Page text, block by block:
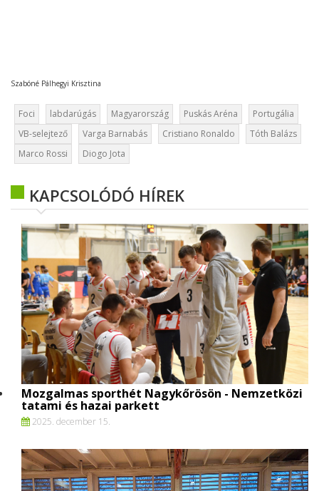
Szabóné Pálhegyi Krisztina
Foci labdarúgás Magyarország Puskás Aréna
Portugália
VB-selejtező
Varga Barnabás Cristiano Ronaldo
Tóth Balázs
Marco Rossi
Diogo Jota
KAPCSOLÓDÓ HÍREK
Mozgalmas sporthét Nagykőrösön - Nemzetközi
tatami és hazai parkett
2025. december 15.